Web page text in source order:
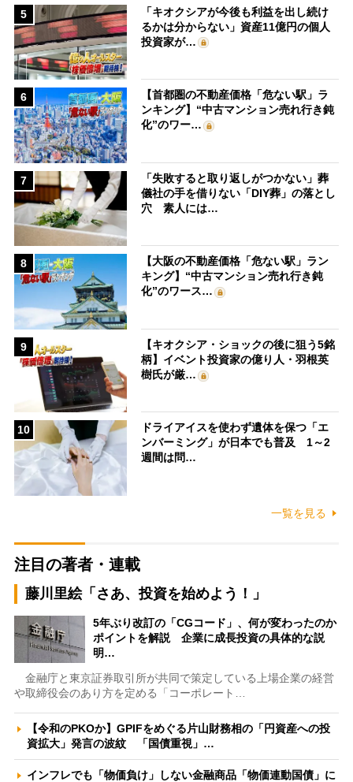
5
「キオクシアが今後も利益を出し続け
るかは分からない」資産11億円の個人
投資家が…
6
【首都圏の不動産価格「危ない駅」ラ
ンキング】“中古マンション売れ行き鈍
化”のワー…
7
「失敗すると取り返しがつかない」葬
儀社の手を借りない「DIY葬」の落とし
穴 素人には…
8
【大阪の不動産価格「危ない駅」ラン
キング】“中古マンション売れ行き鈍
化”のワース…
9
【キオクシア・ショックの後に狙う5銘
柄】イベント投資家の億り人・羽根英
樹氏が厳…
10
ドライアイスを使わず遺体を保つ「エ
ンバーミング」が日本でも普及 1～2
週間は問…
一覧を見る
注目の著者・連載
藤川里絵「さあ、投資を始めよう！」
5年ぶり改訂の「CGコード」、何が変わったのか
ポイントを解説 企業に成長投資の具体的な説
明…
金融庁と東京証券取引所が共同で策定している上場企業の経営
や取締役会のあり方を定める「コーポレート…
【令和のPKOか】GPIFをめぐる片山財務相の「円資産への投
資拡大」発言の波紋 「国債重視」…
インフレでも「物価負け」しない金融商品「物価連動国債」に